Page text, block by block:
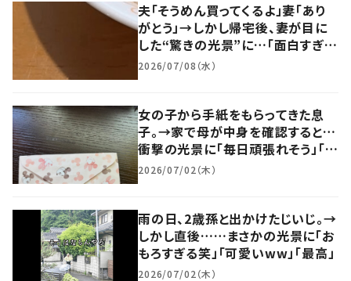
夫「そうめん買ってくるよ」妻「あり
がとう」→しかし帰宅後、妻が目に
した“驚きの光景”に…「面白すぎる
ｗ」「そう……めん……だとっ！！？」
2026/07/08（水）
女の子から手紙をもらってきた息
子。→家で母が中身を確認すると…
衝撃の光景に「毎日頑張れそう」「初
恋だったりして」「離れがたい」
2026/07/02（木）
雨の日、2歳孫と出かけたじいじ。→
しかし直後……まさかの光景に「お
もろすぎる笑」「可愛いww」「最高」
2026/07/02（木）